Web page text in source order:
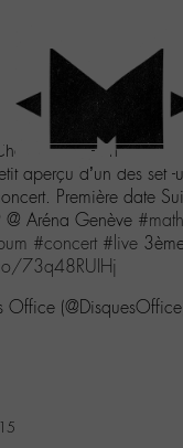
- M - - en plein
aperçu d’un des set -
Première date
Aréna Genève
#concert #live
73q48RUIHj